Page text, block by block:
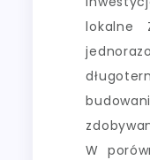
lokalne
W